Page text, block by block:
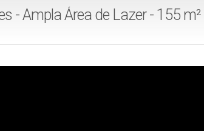
- Ampla Área de Lazer - 155